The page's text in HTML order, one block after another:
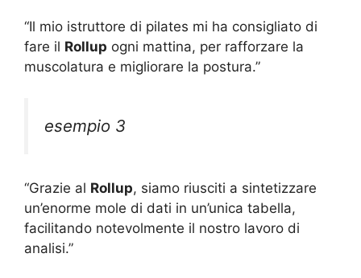
“Il mio istruttore di pilates mi ha consigliato di
fare il Rollup ogni mattina, per rafforzare la
muscolatura e migliorare la postura.”
esempio 3
“Grazie al Rollup, siamo riusciti a sintetizzare
un’enorme mole di dati in un’unica tabella,
facilitando notevolmente il nostro lavoro di
analisi.”